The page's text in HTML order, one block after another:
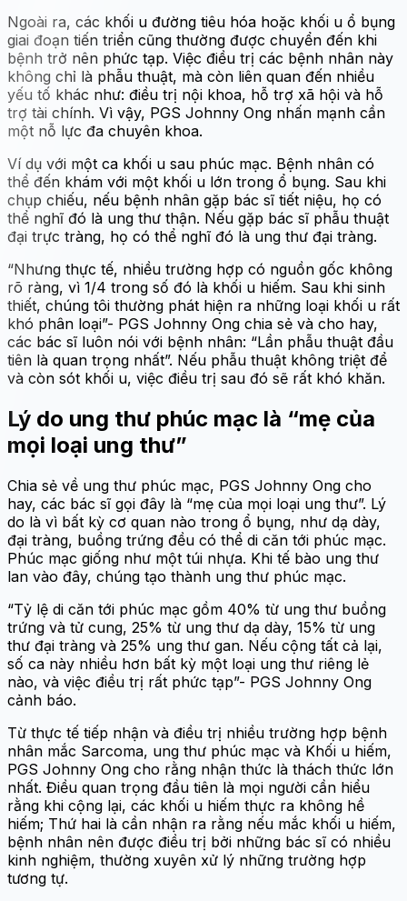
Ngoài ra, các khối u đường tiêu hóa hoặc khối u ổ bụng
giai đoạn tiến triển cũng thường được chuyển đến khi
bệnh trở nên phức tạp. Việc điều trị các bệnh nhân này
không chỉ là phẫu thuật, mà còn liên quan đến nhiều
yếu tố khác như: điều trị nội khoa, hỗ trợ xã hội và hỗ
trợ tài chính. Vì vậy, PGS Johnny Ong nhấn mạnh cần
một nỗ lực đa chuyên khoa.
Ví dụ với một ca khối u sau phúc mạc. Bệnh nhân có
thể đến khám với một khối u lớn trong ổ bụng. Sau khi
chụp chiếu, nếu bệnh nhân gặp bác sĩ tiết niệu, họ có
thể nghĩ đó là ung thư thận. Nếu gặp bác sĩ phẫu thuật
đại trực tràng, họ có thể nghĩ đó là ung thư đại tràng.
“Nhưng thực tế, nhiều trường hợp có nguồn gốc không
rõ ràng, vì 1/4 trong số đó là khối u hiếm. Sau khi sinh
thiết, chúng tôi thường phát hiện ra những loại khối u rất
khó phân loại”- PGS Johnny Ong chia sẻ và cho hay,
các bác sĩ luôn nói với bệnh nhân: “Lần phẫu thuật đầu
tiên là quan trọng nhất”. Nếu phẫu thuật không triệt để
và còn sót khối u, việc điều trị sau đó sẽ rất khó khăn.
Lý do ung thư phúc mạc là “mẹ của
mọi loại ung thư”
Chia sẻ về ung thư phúc mạc, PGS Johnny Ong cho
hay, các bác sĩ gọi đây là “mẹ của mọi loại ung thư”. Lý
do là vì bất kỳ cơ quan nào trong ổ bụng, như dạ dày,
đại tràng, buồng trứng đều có thể di căn tới phúc mạc.
Phúc mạc giống như một túi nhựa. Khi tế bào ung thư
lan vào đây, chúng tạo thành ung thư phúc mạc.
“Tỷ lệ di căn tới phúc mạc gồm 40% từ ung thư buồng
trứng và tử cung, 25% từ ung thư dạ dày, 15% từ ung
thư đại tràng và 25% ung thư gan. Nếu cộng tất cả lại,
số ca này nhiều hơn bất kỳ một loại ung thư riêng lẻ
nào, và việc điều trị rất phức tạp”- PGS Johnny Ong
cảnh báo.
Từ thực tế tiếp nhận và điều trị nhiều trường hợp bệnh
nhân mắc Sarcoma, ung thư phúc mạc và Khối u hiếm,
PGS Johnny Ong cho rằng nhận thức là thách thức lớn
nhất. Điều quan trọng đầu tiên là mọi người cần hiểu
rằng khi cộng lại, các khối u hiếm thực ra không hề
hiếm; Thứ hai là cần nhận ra rằng nếu mắc khối u hiếm,
bệnh nhân nên được điều trị bởi những bác sĩ có nhiều
kinh nghiệm, thường xuyên xử lý những trường hợp
tương tự.